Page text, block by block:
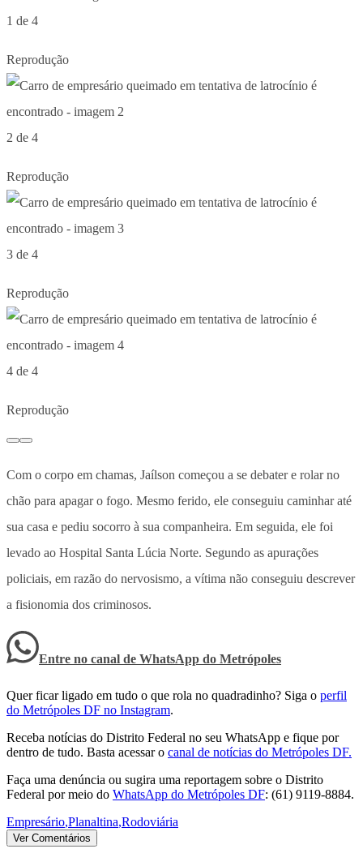
1 de 4
Reprodução
2 de 4
Reprodução
3 de 4
Reprodução
4 de 4
Reprodução
Com o corpo em chamas, Jaílson começou a se debater e rolar no
chão para apagar o fogo. Mesmo ferido, ele conseguiu caminhar até
sua casa e pediu socorro à sua companheira. Em seguida, ele foi
levado ao Hospital Santa Lúcia Norte. Segundo as apurações
policiais, em razão do nervosismo, a vítima não conseguiu descrever
a fisionomia dos criminosos.
Entre no canal de WhatsApp do Metrópoles
Quer ficar ligado em tudo o que rola no quadradinho? Siga o perfil
do Metrópoles DF no Instagram.
Receba notícias do Distrito Federal no seu WhatsApp e fique por
dentro de tudo. Basta acessar o canal de notícias do Metrópoles DF.
Faça uma denúncia ou sugira uma reportagem sobre o Distrito
Federal por meio do WhatsApp do Metrópoles DF: (61) 9119-8884.
Empresário,Planaltina,Rodoviária
Ver Comentários